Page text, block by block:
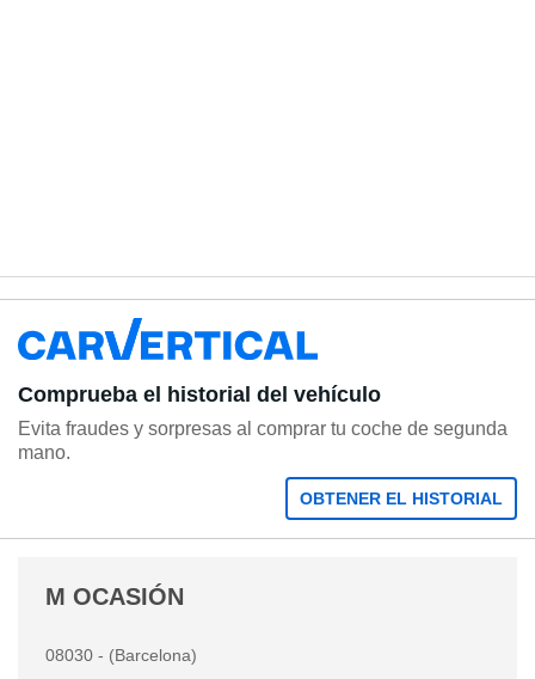
Comprueba el historial del vehículo
Evita fraudes y sorpresas al comprar tu coche de segunda
mano.
OBTENER EL HISTORIAL
M OCASIÓN
08030 - (Barcelona)